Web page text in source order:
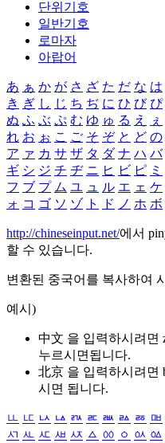
단위기호
일반기호
로마자
아랍어
あ ぁ か が さ ざ た だ な は
き ぎ し じ ち ぢ に ひ び ぴ
ぬ ふ ぶ ぷ む ゆ ゅ る え ぇ
れ お ぉ こ ご そ ぞ と ど の
ア ァ カ サ ザ タ ダ ナ ハ バ
ギ シ ジ チ ヂ ニ ヒ ビ ピ ミ
フ ブ プ ム ユ ュ ル エ ェ ケ
ォ コ ゴ ソ ゾ ト ド ノ ホ ボ
http://chineseinput.net/에서
할 수 있습니다.
변환된 중국어를 복사하여
예시)
中文 을 입력하시려면
누르시면됩니다.
北京 을 입력하시려면
시면 됩니다.
ㅥ ㅦ ㅧ ㅨ ㅩ ㅪ ㅫ ㅬ ㅭ ㅮ
ㅺ ㅻ ㅼ ㅽ ㅾ ㅿ ㆀ ㆁ ㆂ ㆃ